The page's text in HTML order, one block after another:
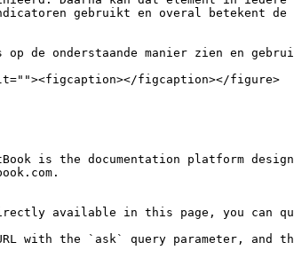
gebruikt en overal betekent
de onderstaande manier zien en
alt=""><figcaption></figcaption></figure>
is the documentation platform
available in this page, you can
with the `ask` query parameter, and